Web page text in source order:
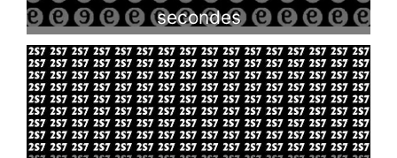
secondes